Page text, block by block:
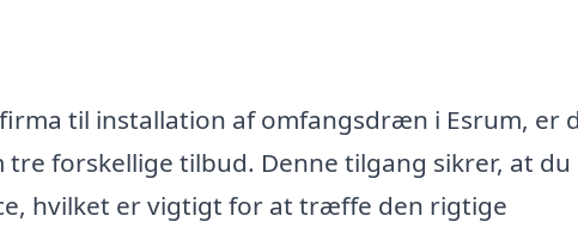
til installation af omfangsdræn i Esrum, er
forskellige tilbud. Denne tilgang sikrer, at du
hvilket er vigtigt for at træffe den rigtige